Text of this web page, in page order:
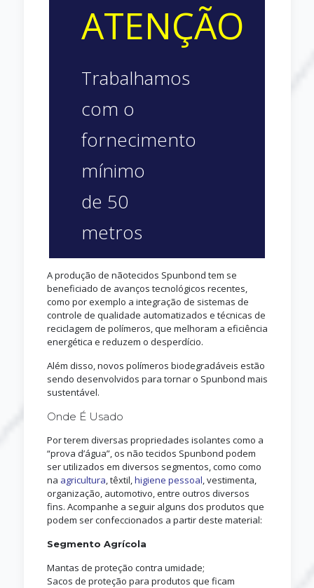
ATENÇÃO
Trabalhamos
com o
fornecimento
mínimo
de 50
metros
A produção de nãotecidos Spunbond tem se
beneficiado de avanços tecnológicos recentes,
como por exemplo a integração de sistemas de
controle de qualidade automatizados e técnicas de
reciclagem de polímeros, que melhoram a eficiência
energética e reduzem o desperdício.
Além disso, novos polímeros biodegradáveis estão
sendo desenvolvidos para tornar o Spunbond mais
sustentável.
Onde É Usado
Por terem diversas propriedades isolantes como a
“prova d’água”, os não tecidos Spunbond podem
ser utilizados em diversos segmentos, como como
na agricultura, têxtil,higiene pessoal, vestimenta,
organização, automotivo, entre outros diversos
fins. Acompanhe a seguir alguns dos produtos que
podem ser confeccionados a partir deste material:
Segmento Agrícola
Mantas de proteção contra umidade;
Sacos de proteção para produtos que ficam